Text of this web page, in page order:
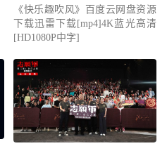
《快乐趣吹风》百度云网盘资源
下载迅雷下载[mp4]4K蓝光高清
[HD1080P中字]